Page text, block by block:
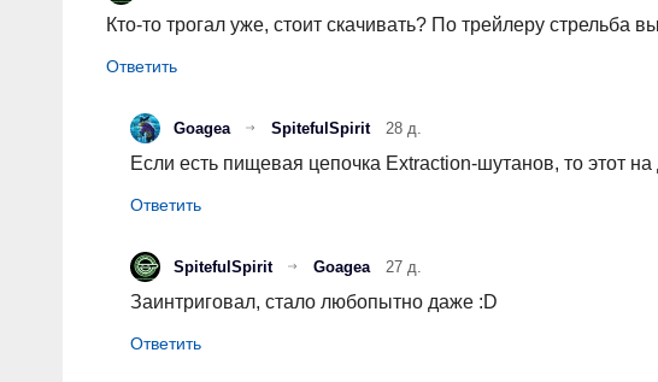
Кто-то трогал уже, стоит скачивать? По трейлеру стрельба
Goagea SpitefulSpirit 28 д.
Если есть пищевая цепочка Extraction-шутанов, то этот на
SpitefulSpirit Goagea 27 д.
Заинтриговал, стало любопытно даже :D